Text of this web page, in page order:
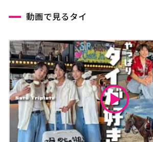
動画で見るタイ